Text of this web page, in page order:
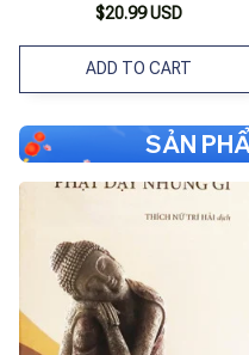
$20.99 USD
ADD TO CART
SẢN